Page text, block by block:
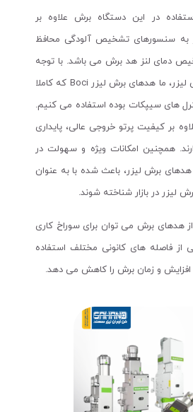
در این دستگاه برش علاوه بر
به سنسورهای تشخیص آلودگی محافظ
دمای لنز هد برش می باشد. با توجه
به بررسی انواع هد برش لیزر، ما هدهای برش لیزر Boci که کاملا
های سیپکات بوده استفاده می کنیم.
بر کیفیت پرتو خروجی عالی، پایداری
همچنین امکانات ویژه و سهولت در
هدهای برش لیزر، باعث شده با به عنوان
لیزر در بازار شناخته شوند.
هدهای برش می توان برای سوراخ کاری
فاصله های کانونی مختلف استفاده
و زمان برش را کاهش می دهد.